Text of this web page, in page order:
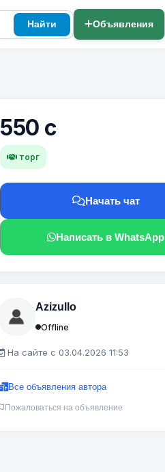
Найти Объявления
550 с
торг
Начать чат
Написать в WhatsApp
Azizullo
Offline
На сайте с 03.04.2026 11:53
Все объявления автора
Пожаловаться на объявление